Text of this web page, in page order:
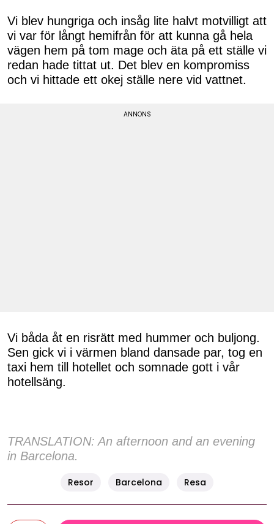
Vi blev hungriga och insåg lite halvt motvilligt att
vi var för långt hemifrån för att kunna gå hela
vägen hem på tom mage och äta på ett ställe vi
redan hade tittat ut. Det blev en kompromiss
och vi hittade ett okej ställe nere vid vattnet.
Vi båda åt en risrätt med hummer och buljong.
Sen gick vi i värmen bland dansade par, tog en
taxi hem till hotellet och somnade gott i vår
hotellsäng.
TRANSLATION: An afternoon and an evening
in Barcelona.
Resor Barcelona Resa